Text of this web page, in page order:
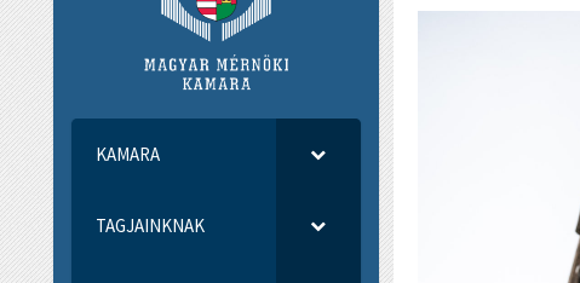
KAMARA
TAGJAINKNAK